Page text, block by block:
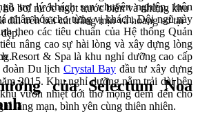
trợ lý khách sạn chuyên nghiệp, luôn
nhân hóa cho từng vị khách. Đội ngũ này
theo các tiêu chuẩn của Hệ thống Quản
nâng cao sự hài lòng và xây dựng lòng
của Selectum Noa
hồ bơi nước ngọt trước biển và những khu
dài trên bãi cát trắng mịn và hoang sơ tại
Resort & Spa là khu nghỉ dưỡng cao cấp
đoàn Du lịchCrystal Bayđầu tư xây dựng
2015. Khu nghỉ dưỡng nằm trải dài bên
vườn nhiệt đới thơ mộng đem đến cho
lãng mạn, bình yên cùng thiên nhiên.